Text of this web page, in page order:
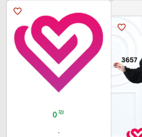
favorite_border
favorite_border
0 ₪
.